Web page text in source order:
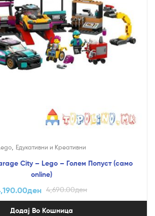
, Едукативни и Креативни
City – Lego – Голем Попуст (само
online)
4,690.00ден
ден
Додај Во Кошница